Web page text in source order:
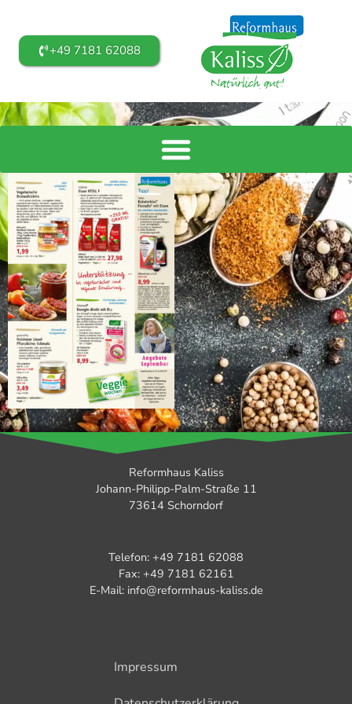
+49 7181 62088
Reformhaus Kaliss
Johann-Philipp-Palm-Straße 11
73614 Schorndorf
Telefon: +49 7181 62088
Fax: +49 7181 62161
E-Mail: info@reformhaus-kaliss.de
Impressum